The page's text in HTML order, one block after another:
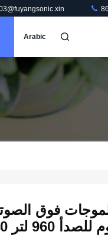
Arabic
فوق
40 كيلو هرتز